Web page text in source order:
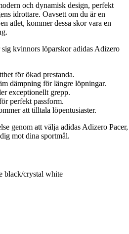
och dynamisk design, perfekt
idrottare. Oavsett om du är en
atlet, kommer dessa skor vara en
kvinnors löparskor adidas Adizero
för ökad prestanda.
dämpning för längre löpningar.
exceptionellt grepp.
perfekt passform.
att tilltala löpentusiaster.
genom att välja adidas Adizero Pacer,
mot dina sportmål.
black/crystal white